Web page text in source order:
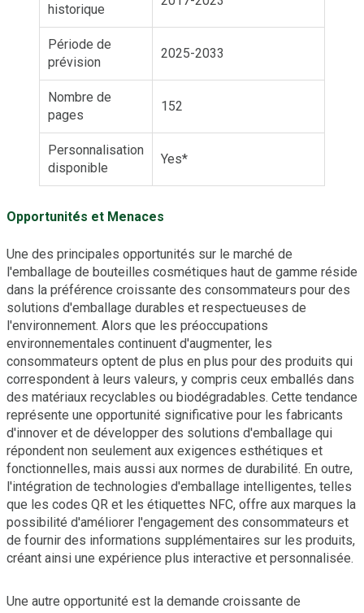
historique
Période de
prévision
2025-2033
Nombre de
pages
152
Personnalisation
disponible
Yes*
Opportunités et Menaces
Une des principales opportunités sur le marché de
l'emballage de bouteilles cosmétiques haut de gamme réside
dans la préférence croissante des consommateurs pour des
solutions d'emballage durables et respectueuses de
l'environnement. Alors que les préoccupations
environnementales continuent d'augmenter, les
consommateurs optent de plus en plus pour des produits qui
correspondent à leurs valeurs, y compris ceux emballés dans
des matériaux recyclables ou biodégradables. Cette tendance
représente une opportunité significative pour les fabricants
d'innover et de développer des solutions d'emballage qui
répondent non seulement aux exigences esthétiques et
fonctionnelles, mais aussi aux normes de durabilité. En outre,
l'intégration de technologies d'emballage intelligentes, telles
que les codes QR et les étiquettes NFC, offre aux marques la
possibilité d'améliorer l'engagement des consommateurs et
de fournir des informations supplémentaires sur les produits,
créant ainsi une expérience plus interactive et personnalisée.
Une autre opportunité est la demande croissante de